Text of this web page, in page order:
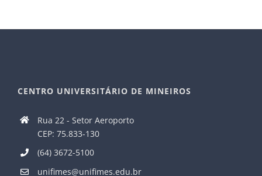
CENTRO UNIVERSITÁRIO DE MINEIROS
Rua 22 - Setor Aeroporto
CEP: 75.833-130
(64) 3672-5100
unifimes@unifimes.edu.br